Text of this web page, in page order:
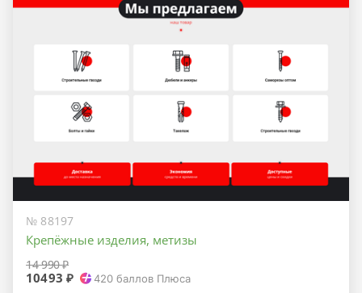
№ 88197
Крепёжные изделия, метизы
14 990 ₽
10493 ₽ 420 баллов Плюса